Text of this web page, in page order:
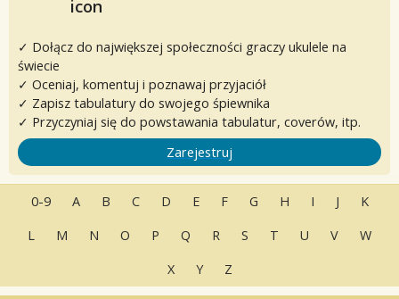
✓ Dołącz do największej społeczności graczy ukulele na
świecie
✓ Oceniaj, komentuj i poznawaj przyjaciół
✓ Zapisz tabulatury do swojego śpiewnika
✓ Przyczyniaj się do powstawania tabulatur, coverów, itp.
Zarejestruj
0-9 A B C D E F G H I J
K
L
M N O P Q R S T U V
W
X
Y Z